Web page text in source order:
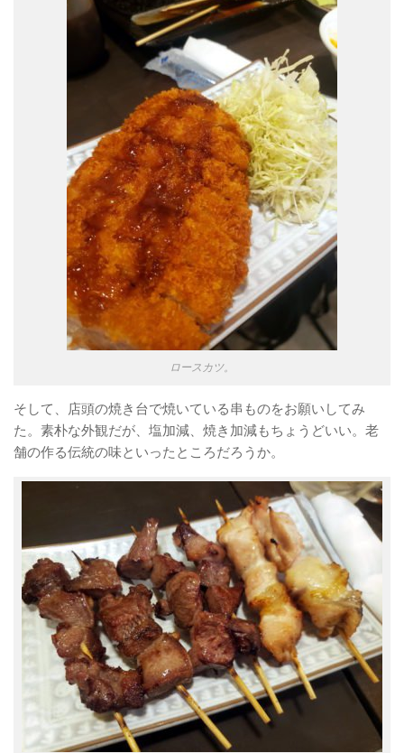
ロースカツ。
そして、店頭の焼き台で焼いている串ものをお願いしてみ
た。素朴な外観だが、塩加減、焼き加減もちょうどいい。老
舗の作る伝統の味といったところだろうか。